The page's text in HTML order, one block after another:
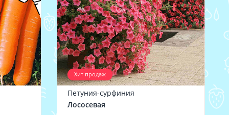
Хит продаж
Петуния-сурфиния
Лососевая